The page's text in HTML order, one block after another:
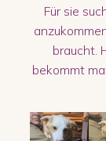
Für sie
braucht.
bekommt